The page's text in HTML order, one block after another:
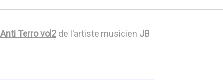
Anti Terro vol2de l'artiste musicien JB